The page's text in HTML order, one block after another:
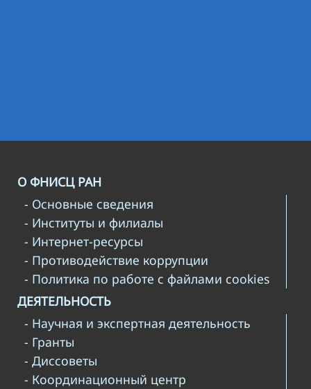
О ФНИСЦ РАН
- Основные сведения
- Институты и филиалы
- Интернет-ресурсы
- Противодействие коррупции
- Политика по работе с файлами cookies
ДЕЯТЕЛЬНОСТЬ
- Научная и экспертная деятельность
- Гранты
- Диссоветы
- Координационный центр